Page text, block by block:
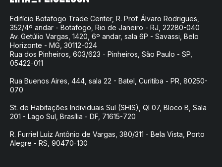
Edifício Botafogo Trade Center, R. Prof. Álvaro Rodrigues,
352/4º andar - Botafogo, Rio de Janeiro - RJ, 22280-040
Av. Getúlio Vargas, 1420, 6º andar, sala 6P - Savassi, Belo
Horizonte - MG, 30112-024
Rua dos Pinheiros, 603/623 - Pinheiros, São Paulo - SP,
05422-011
Rua Buenos Aires, 444, sala 22 - Batel, Curitiba - PR, 80250-
070
St. de Habitações Individuais Sul (SHIS), QI 07, Bloco B, Sala
201 - Lago Sul, Brasília - DF, 71615-720
R. Furriel Luíz Antônio de Vargas, 380/311 - Bela Vista, Porto
Alegre - RS, 90470-130